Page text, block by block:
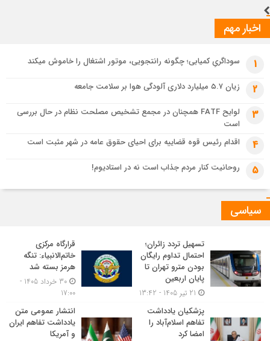
اخبار مهم
1 سوداگریِ کمیابی؛ چگونه رانتجویی، موتور اشتغال را خاموش میکند
2 زیان ۵.۷ میلیارد دلاری آلودگی هوا بر سلامت جامعه
3
لوایح FATF همچنان در مجمع تشخیص مصلحت نظام در حال بررسی
است
4 اقدام رئیس قوه قضاییه برای احیای حقوق عامه در شهر مثبت است
5 روحانیت کنار مردم جذاب است نه در استادیوم!
سیاسی
تسهیل تردد زائران؛
احتمال تداوم رایگان
بودن مترو تهران تا
پایان اربعین
قرارگاه مرکزی
خاتم‌الانبیاء: تنگه
هرمز بسته شد
30 خرداد 1405 -
17:00
پزشکیان یادداشت
تفاهم اسلام‌آباد را
امضا کرد
انتشار عمومی متن
یادداشت تفاهم ایران
و آمریکا